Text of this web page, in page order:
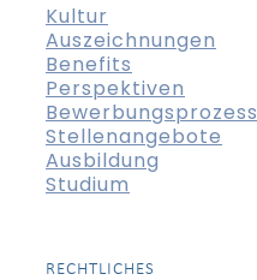
Kultur
Auszeichnungen
Benefits
Perspektiven
Bewerbungsprozess
Stellenangebote
Ausbildung
Studium
RECHTLICHES